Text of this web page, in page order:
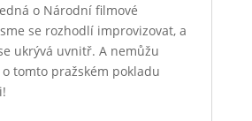
o Národní filmové
se rozhodlí improvizovat, a
ukrývá uvnitř. A nemůžu
tomto pražském pokladu